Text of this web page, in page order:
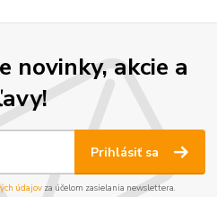
novinky, akcie a
Prihlásiť sa
údajov za účelom zasielania newslettera.